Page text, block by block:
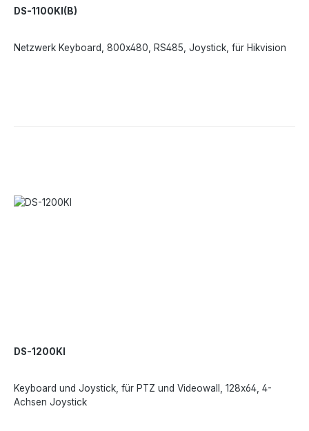
DS-1100KI(B)
Netzwerk Keyboard, 800x480, RS485, Joystick, für Hikvision
DS-1200KI
Keyboard und Joystick, für PTZ und Videowall, 128x64, 4-
Achsen Joystick